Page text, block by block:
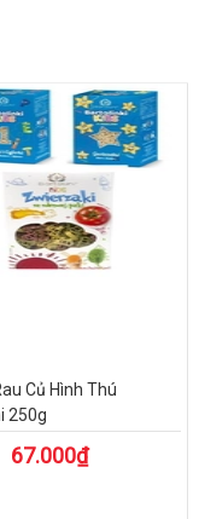
Củ Hình Thú
250g
67.000₫